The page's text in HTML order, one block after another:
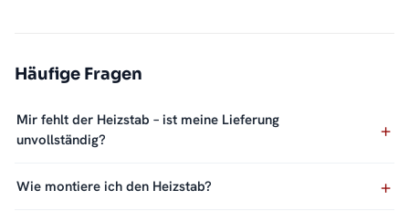
Häufige Fragen
Mir fehlt der Heizstab – ist meine Lieferung
unvollständig?
Wie montiere ich den Heizstab?